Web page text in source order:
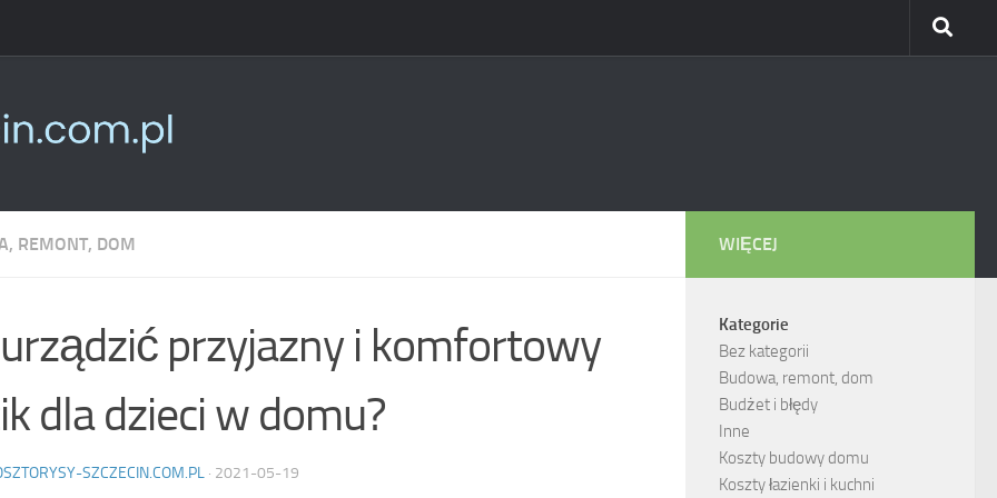
REMONT, DOM
urządzić przyjazny i komfortowy
dla dzieci w domu?
SZCZECIN.COM.PL · 2021-05-19
WIĘCEJ
Kategorie
Bez kategorii
Budowa, remont, dom
Budżet i błędy
Inne
Koszty budowy domu
Koszty łazienki i kuchni